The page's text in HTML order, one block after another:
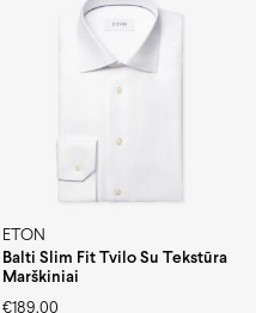
ETON
Balti Slim Fit Tvilo Su Tekstūra
Marškiniai
€189.00